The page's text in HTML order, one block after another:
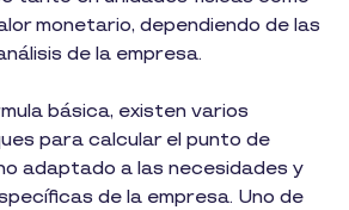
monetario, dependiendo de las
de la empresa.
básica, existen varios
para calcular el punto de
adaptado a las necesidades y
de la empresa. Uno de